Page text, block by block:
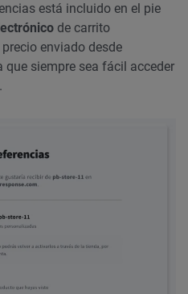
está incluido en el pie
de carrito
enviado desde
que siempre sea fácil acceder